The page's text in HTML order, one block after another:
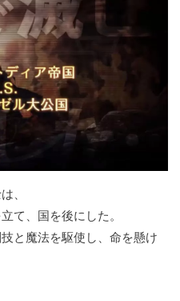
、
て、国を後にした。
と魔法を駆使し、命を懸け